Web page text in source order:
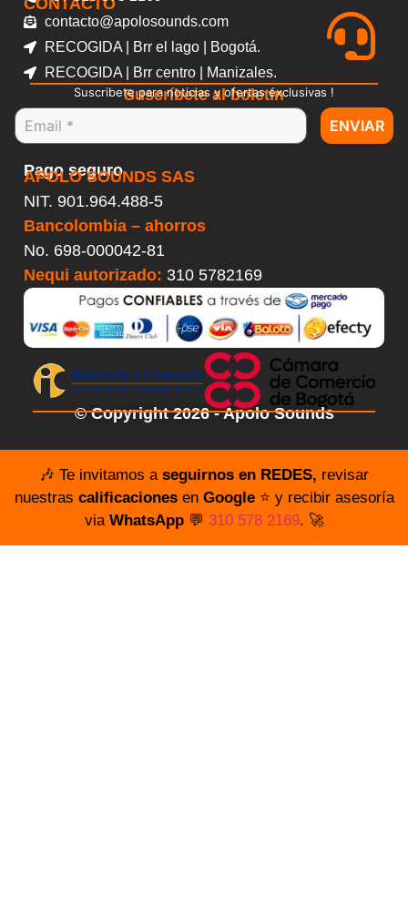
contacto@apolosounds.com
RECOGIDA | Brr el lago | Bogotá.
RECOGIDA | Brr centro | Manizales.
Suscríbete al boletín
Suscribete para noticias y ofertas exclusivas !
ENVIAR
Pago seguro
APOLO SOUNDS SAS
NIT. 901.964.488-5
Bancolombia – ahorros
No. 698-000042-81
Nequi autorizado: 310 5782169
© Copyright 2026 - Apolo Sounds
🎶 Te invitamos a seguirnos en REDES, revisar
nuestras calificacionesen Google⭐️ y recibir asesoría
via WhatsApp💬 310 578 2169. 🚀